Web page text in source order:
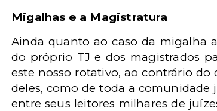
Migalhas e a Magistratura
Ainda quanto ao caso da migalha
do próprio TJ e dos magistrados
este nosso rotativo, ao contrário do
deles, como de toda a comunidade
entre seus leitores milhares de